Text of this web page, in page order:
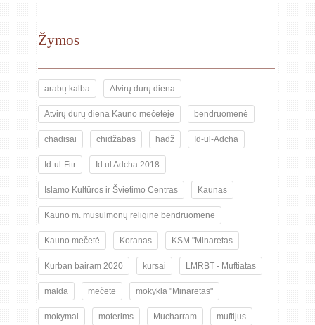
Žymos
arabų kalba Atvirų durų diena
Atvirų durų diena Kauno mečetėje bendruomenė
chadisai chidžabas hadž Id-ul-Adcha
Id-ul-Fitr Id ul Adcha 2018
Islamo Kultūros ir Švietimo Centras Kaunas
Kauno m. musulmonų religinė bendruomenė
Kauno mečetė Koranas KSM "Minaretas
Kurban bairam 2020 kursai LMRBT - Muftiatas
malda mečetė mokykla "Minaretas"
mokymai moterims Mucharram muftijus